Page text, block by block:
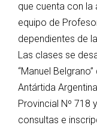
que cuenta con la
equipo de
dependientes de
Las clases se
“Manuel
Antártida
Provincial Nº 718
consultas e